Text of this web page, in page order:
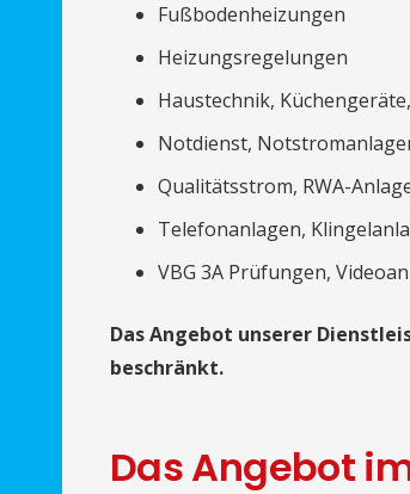
Fußbodenheizungen
Heizungsregelungen
Haustechnik,
Notdienst,
Qualitätsstrom, RWA-
Telefonanlagen,
VBG 3A Prüfungen,
Das Angebot unserer
beschränkt.
Das Angebot